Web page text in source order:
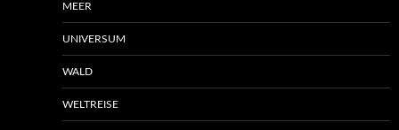
MEER
UNIVERSUM
WALD
WELTREISE